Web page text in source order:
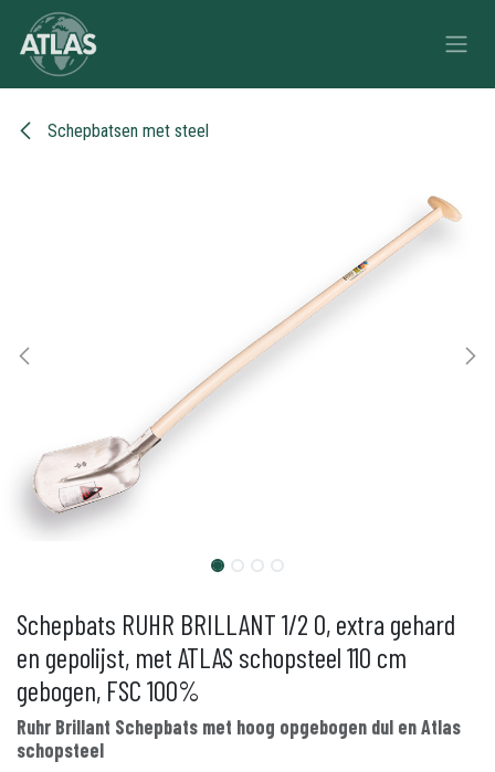
Overslaan naar inhoud
Schepbatsen met steel
Schepbats RUHR BRILLANT 1/2 0, extra gehard
en gepolijst, met ATLAS schopsteel 110 cm
gebogen, FSC 100%
Ruhr Brillant Schepbats met hoog opgebogen dul en Atlas
schopsteel